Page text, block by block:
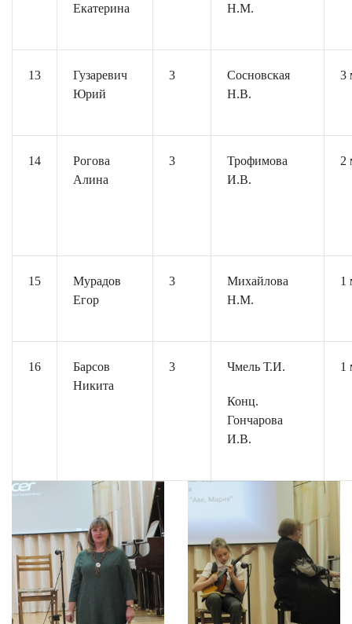
Екатерина Н.М.
13
Гузаревич
Юрий
3
Сосновская
Н.В.
3
14
Рогова
Алина
3
Трофимова
И.В.
2
15
Мурадов
Егор
3
Михайлова
Н.М.
1
16
Барсов
Никита
3 Чмель Т.И.
Конц.
Гончарова
И.В.
1